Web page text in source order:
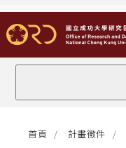
首頁 計畫徵件